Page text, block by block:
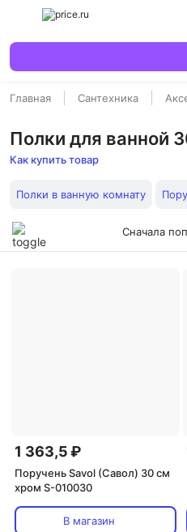
Главная Сантехника
Полки для ванной
Как купить товар
Полки в ванную комнату
Сначала
1 363,5 ₽
Поручень Savol (Савол) 30 см
хром S-010030
В магазин